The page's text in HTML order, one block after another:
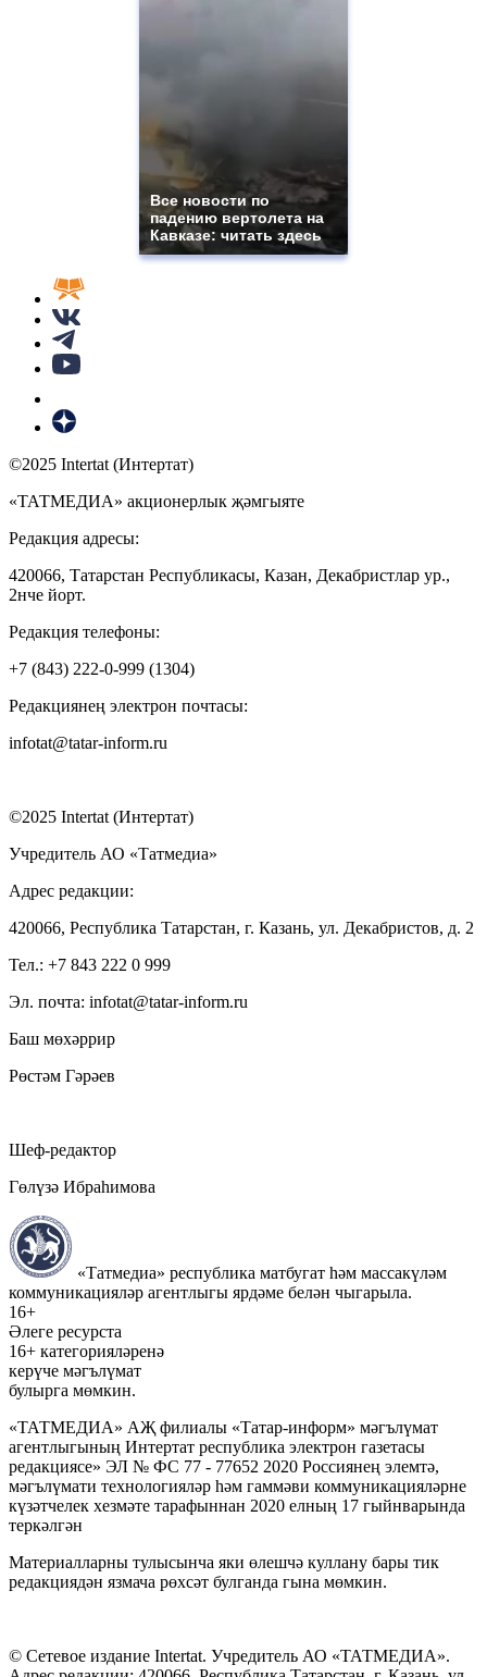
Все новости по
падению вертолета на
Кавказе: читать здесь
©2025 Intertat (Интертат)
«ТАТМЕДИА» акционерлык җәмгыяте
Редакция адресы:
420066, Татарстан Республикасы, Казан, Декабристлар ур.,
2нче йорт.
Редакция телефоны:
+7 (843) 222-0-999 (1304)
Редакциянең электрон почтасы:
infotat@tatar-inform.ru
©2025 Intertat (Интертат)
Учредитель АО «Татмедиа»
Адрес редакции:
420066, Республика Татарстан, г. Казань, ул. Декабристов, д. 2
Тел.: +7 843 222 0 999
Эл. почта: infotat@tatar-inform.ru
Баш мөхәррир
Рөстәм Гәрәев
Шеф-редактор
Гөлүзә Ибраһимова
«Татмедиа» республика матбугат һәм массакүләм
коммуникацияләр агентлыгы ярдәме белән чыгарыла.
16+
Әлеге ресурста
16+ категорияләренә
керүче мәгълүмат
булырга мөмкин.
«ТАТМЕДИА» АҖ филиалы «Татар-информ» мәгълүмат
агентлыгының Интертат республика электрон газетасы
редакциясе» ЭЛ № ФС 77 - 77652 2020 Россиянең элемтә,
мәгълүмати технологияләр һәм гаммәви коммуникацияләрне
күзәтчелек хезмәте тарафыннан 2020 елның 17 гыйнварында
теркәлгән
Материалларны тулысынча яки өлешчә куллану бары тик
редакциядән язмача рөхсәт булганда гына мөмкин.
© Сетевое издание Intertat. Учредитель АО «ТАТМЕДИА».